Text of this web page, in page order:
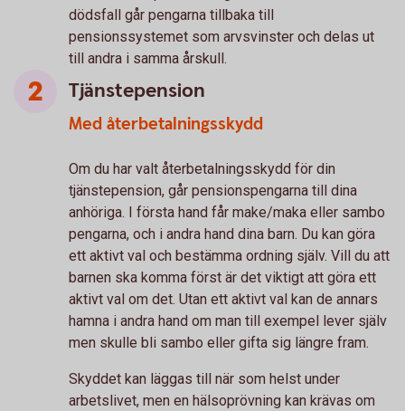
dödsfall går pengarna tillbaka till
pensionssystemet som arvsvinster och delas ut
till andra i samma årskull.
Tjänstepension
Med återbetalningsskydd
Om du har valt återbetalningsskydd för din
tjänstepension, går pensionspengarna till dina
anhöriga. I första hand får make/maka eller sambo
pengarna, och i andra hand dina barn. Du kan göra
ett aktivt val och bestämma ordning själv. Vill du att
barnen ska komma först är det viktigt att göra ett
aktivt val om det. Utan ett aktivt val kan de annars
hamna i andra hand om man till exempel lever själv
men skulle bli sambo eller gifta sig längre fram.
Skyddet kan läggas till när som helst under
arbetslivet, men en hälsoprövning kan krävas om